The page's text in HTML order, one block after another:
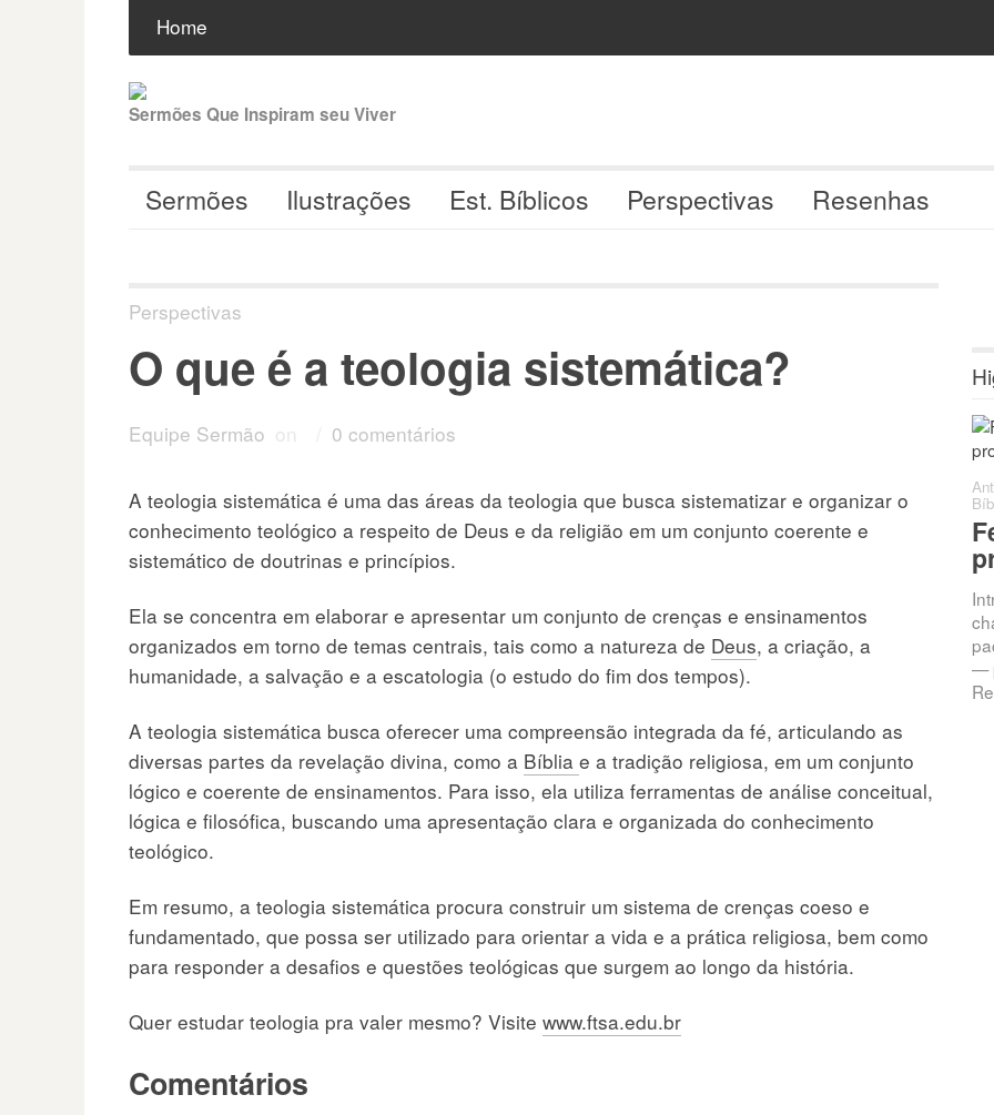
para
conteúdo
Home
Sermões Que Inspiram seu Viver
Sermões Ilustrações Est. Bíblicos Perspectivas Resenhas
Perspectivas
O que é a teologia sistemática?
Equipe Sermão on 0 comentários
A teologia sistemática é uma das áreas da teologia que busca sistematizar e organizar o
conhecimento teológico a respeito de Deus e da religião em um conjunto coerente e
sistemático de doutrinas e princípios.
Ela se concentra em elaborar e apresentar um conjunto de crenças e ensinamentos
organizados em torno de temas centrais, tais como a natureza de Deus, a criação, a
humanidade, a salvação e a escatologia (o estudo do fim dos tempos).
A teologia sistemática busca oferecer uma compreensão integrada da fé, articulando as
diversas partes da revelação divina, como a Bíblia e a tradição religiosa, em um conjunto
lógico e coerente de ensinamentos. Para isso, ela utiliza ferramentas de análise conceitual,
lógica e filosófica, buscando uma apresentação clara e organizada do conhecimento
teológico.
Em resumo, a teologia sistemática procura construir um sistema de crenças coeso e
fundamentado, que possa ser utilizado para orientar a vida e a prática religiosa, bem como
para responder a desafios e questões teológicas que surgem ao longo da história.
Quer estudar teologia pra valer mesmo? Visite www.ftsa.edu.br
Comentários
—